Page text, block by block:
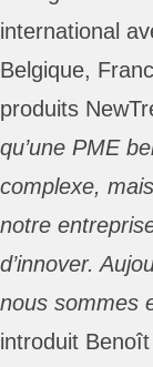
international
Belgique,
produits
qu’une PME
complexe,
notre
d’innover.
nous sommes
introduit